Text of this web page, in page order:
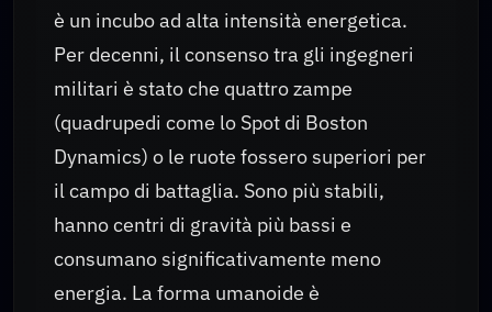
è un incubo ad alta intensità energetica.
Per decenni, il consenso tra gli ingegneri
militari è stato che quattro zampe
(quadrupedi come lo Spot di Boston
Dynamics) o le ruote fossero superiori per
il campo di battaglia. Sono più stabili,
hanno centri di gravità più bassi e
consumano significativamente meno
energia. La forma umanoide è